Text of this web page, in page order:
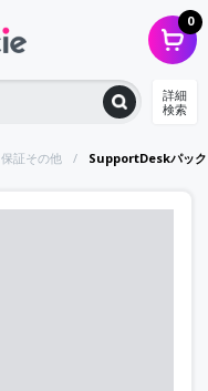
0
詳細
検索
保証その他 SupportDeskパック